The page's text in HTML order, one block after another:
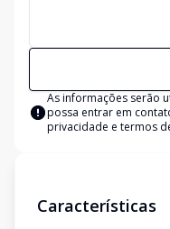
As informações serão
possa entrar em
privacidade e termos
Características